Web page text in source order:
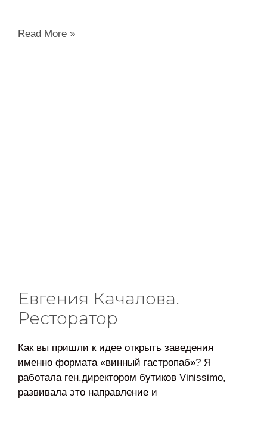
Read More »
Евгения Качалова.
Ресторатор
Как вы пришли к идее открыть заведения
именно формата «винный гастропаб»? Я
работала ген.директором бутиков Vinissimo,
развивала это направление и